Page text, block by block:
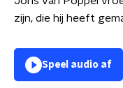
zijn, die hij heeft
Speel audio af